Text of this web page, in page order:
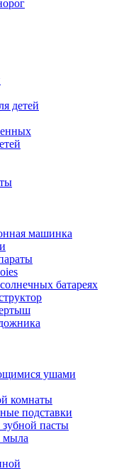
детей
машинка
батареях
ушами
комнаты
подставки
пасты
мыла